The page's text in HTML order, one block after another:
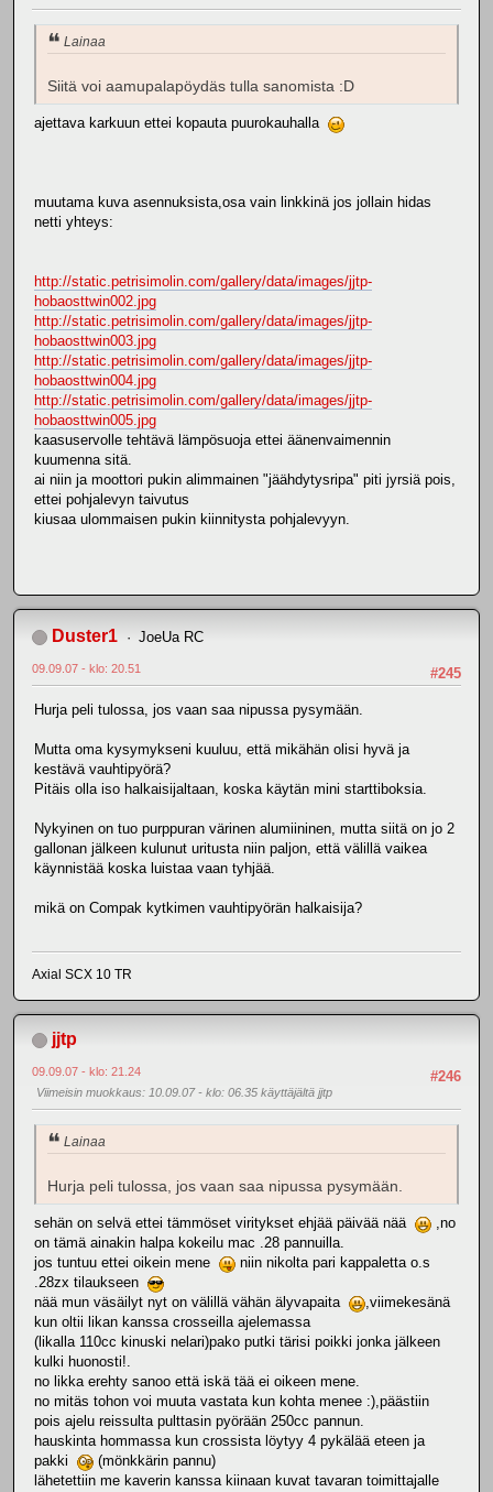
Lainaa
Siitä voi aamupalapöydäs tulla sanomista :D
ajettava karkuun ettei kopauta puurokauhalla
muutama kuva asennuksista,osa vain linkkinä jos jollain hidas
netti yhteys:
http://static.petrisimolin.com/gallery/data/images/jjtp-
hobaosttwin002.jpg
http://static.petrisimolin.com/gallery/data/images/jjtp-
hobaosttwin003.jpg
http://static.petrisimolin.com/gallery/data/images/jjtp-
hobaosttwin004.jpg
http://static.petrisimolin.com/gallery/data/images/jjtp-
hobaosttwin005.jpg
kaasuservolle tehtävä lämpösuoja ettei äänenvaimennin
kuumenna sitä.
ai niin ja moottori pukin alimmainen "jäähdytysripa" piti jyrsiä pois,
ettei pohjalevyn taivutus
kiusaa ulommaisen pukin kiinnitysta pohjalevyyn.
Duster1 JoeUa RC
#245
09.09.07 - klo: 20.51
Hurja peli tulossa, jos vaan saa nipussa pysymään.
Mutta oma kysymykseni kuuluu, että mikähän olisi hyvä ja
kestävä vauhtipyörä?
Pitäis olla iso halkaisijaltaan, koska käytän mini starttiboksia.
Nykyinen on tuo purppuran värinen alumiininen, mutta siitä on jo 2
gallonan jälkeen kulunut uritusta niin paljon, että välillä vaikea
käynnistää koska luistaa vaan tyhjää.
mikä on Compak kytkimen vauhtipyörän halkaisija?
Axial SCX 10 TR
jjtp
#246
09.09.07 - klo: 21.24
Viimeisin muokkaus: 10.09.07 - klo: 06.35 käyttäjältä jjtp
Lainaa
Hurja peli tulossa, jos vaan saa nipussa pysymään.
sehän on selvä ettei tämmöset viritykset ehjää päivää nää
,no
on tämä ainakin halpa kokeilu mac .28 pannuilla.
jos tuntuu ettei oikein mene
niin nikolta pari kappaletta o.s
.28zx tilaukseen
nää mun väsäilyt nyt on välillä vähän älyvapaita
,viimekesänä
kun oltii likan kanssa crosseilla ajelemassa
(likalla 110cc kinuski nelari)pako putki tärisi poikki jonka jälkeen
kulki huonosti!.
no likka erehty sanoo että iskä tää ei oikeen mene.
no mitäs tohon voi muuta vastata kun kohta menee :),päästiin
pois ajelu reissulta pulttasin pyörään 250cc pannun.
hauskinta hommassa kun crossista löytyy 4 pykälää eteen ja
pakki
(mönkkärin pannu)
lähetettiin me kaverin kanssa kiinaan kuvat tavaran toimittajalle